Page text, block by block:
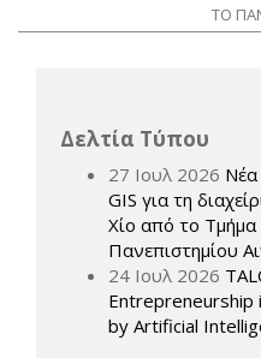
ΤΟ
Δελτία Τύπου
27 Ιουλ 2026 Νέα
GIS για τη
Χίο από το
Πανεπιστημίου
24 Ιουλ 2026
Entrepreneurship
by Artificial